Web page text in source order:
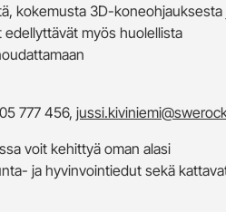
kokemusta 3D-koneohjauksesta
edellyttävät myös huolellista
777 456,
voit kehittyä oman alasi
ja hyvinvointiedut sekä